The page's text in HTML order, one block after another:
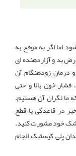
اما اگر به موقع به
بد و آزاردهنده ای
درمان زودهنگام آن
اهمیت زیادی دارد، عوارضی همچون دیابت نوع ۲، فشار خون بالا و حتی
ما نگران آن هستیم.
در قاعدگی یا قطع
خود مشورت کنید.
پلی کیستیک انجام